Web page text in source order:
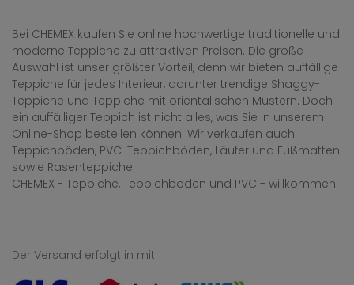
Bei CHEMEX kaufen Sie online hochwertige traditionelle und
moderne Teppiche zu attraktiven Preisen. Die große
Auswahl ist unser größter Vorteil, denn wir bieten auffällige
Teppiche für jedes Interieur, darunter trendige Shaggy-
Teppiche und Teppiche mit orientalischen Mustern. Doch
ein auffälliger Teppich ist nicht alles, was Sie in unserem
Online-Shop bestellen können. Wir verkaufen auch
Teppichböden, PVC-Teppichböden, Läufer und Fußmatten
sowie Rasenteppiche.
CHEMEX - Teppiche, Teppichböden und PVC - willkommen!
Der Versand erfolgt in mit: